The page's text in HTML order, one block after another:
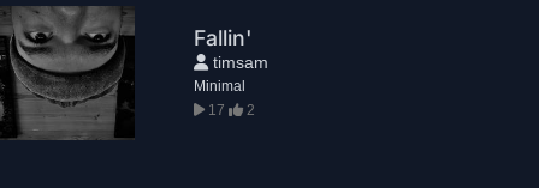
Fallin'
timsam
Minimal
17
2